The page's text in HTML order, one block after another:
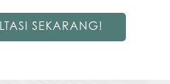
SEKARANG!